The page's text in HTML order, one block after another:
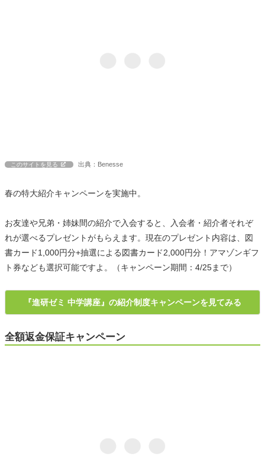
このサイトを見る 出典：Benesse
春の特大紹介キャンペーンを実施中。
お友達や兄弟・姉妹間の紹介で入会すると、入会者・紹介者それぞ
れが選べるプレゼントがもらえます。現在のプレゼント内容は、図
書カード1,000円分+抽選による図書カード2,000円分！アマゾンギフ
ト券なども選択可能ですよ。（キャンペーン期間：4/25まで）
『進研ゼミ 中学講座』の紹介制度キャンペーンを見てみる
全額返金保証キャンペーン